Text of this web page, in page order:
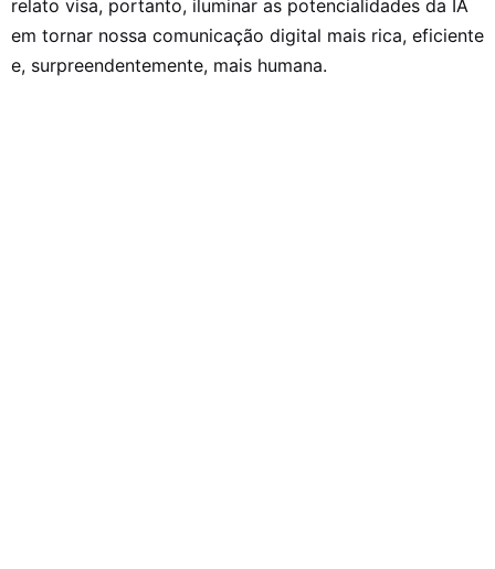
relato visa, portanto, iluminar as potencialidades da IA
em tornar nossa comunicação digital mais rica, eficiente
e, surpreendentemente, mais humana.